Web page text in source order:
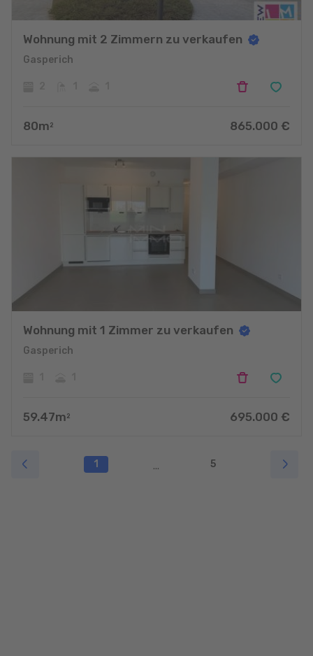
Wohnung mit 2 Zimmern zu verkaufen
Gasperich
80m 2 865.000 €
Wohnung mit 1 Zimmer zu verkaufen
Gasperich
59.47m 2 695.000 €
1 ... 5